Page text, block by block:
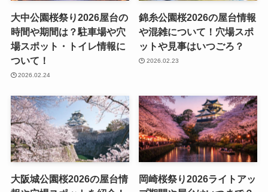
大中公園桜祭り2026屋台の
時間や期間は？駐車場や穴
場スポット・トイレ情報に
ついて！
2026.02.24
錦糸公園桜2026の屋台情報
や混雑について！穴場スポ
ットや見事はいつごろ？
2026.02.23
大阪城公園桜2026の屋台情
岡崎桜祭り2026ライトアッ